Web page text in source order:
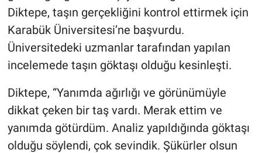
Diktepe, taşın gerçekliğini kontrol ettirmek için
Karabük Üniversitesi’ne başvurdu.
Üniversitedeki uzmanlar tarafından yapılan
incelemede taşın göktaşı olduğu kesinleşti.
Diktepe, “Yanımda ağırlığı ve görünümüyle
dikkat çeken bir taş vardı. Merak ettim ve
yanımda götürdüm. Analiz yapıldığında göktaşı
olduğu söylendi, çok sevindik. Şükürler olsun